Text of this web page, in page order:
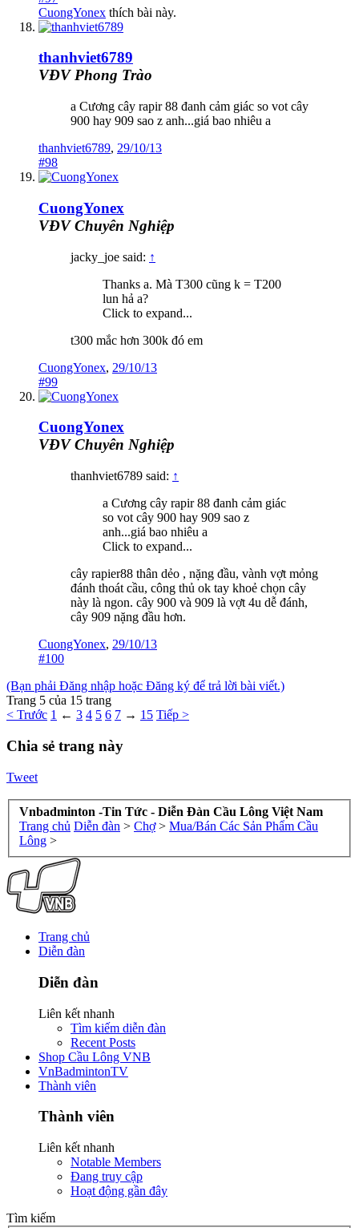
CuongYonex thích bài này.
thanhviet6789
VĐV Phong Trào
a Cương cây rapir 88 đanh cảm giác so vot cây
900 hay 909 sao z anh...giá bao nhiêu a
thanhviet6789, 29/10/13
#98
CuongYonex
VĐV Chuyên Nghiệp
jacky_joe said: ↑
Thanks a. Mà T300 cũng k = T200
lun hả a?
Click to expand...
t300 mắc hơn 300k đó em
CuongYonex, 29/10/13
#99
CuongYonex
VĐV Chuyên Nghiệp
thanhviet6789 said: ↑
a Cương cây rapir 88 đanh cảm giác
so vot cây 900 hay 909 sao z
anh...giá bao nhiêu a
Click to expand...
cây rapier88 thân dẻo , nặng đầu, vành vợt mỏng
đánh thoát cầu, công thủ ok tay khoẻ chọn cây
này là ngon. cây 900 và 909 là vợt 4u dễ đánh,
cây 909 nặng đầu hơn.
CuongYonex, 29/10/13
#100
(Bạn phải Đăng nhập hoặc Đăng ký để trả lời bài viết.)
Trang 5 của 15 trang
< Trước 1 ← 3 4 5 6 7 → 15 Tiếp >
Chia sẻ trang này
Tweet
Vnbadminton -Tin Tức - Diễn Đàn Cầu Lông Việt Nam
Trang chủ Diễn đàn > Chợ > Mua/Bán Các Sản Phẩm Cầu
Lông >
Trang chủ
Diễn đàn
Diễn đàn
Liên kết nhanh
Tìm kiếm diễn đàn
Recent Posts
Shop Cầu Lông VNB
VnBadmintonTV
Thành viên
Thành viên
Liên kết nhanh
Notable Members
Đang truy cập
Hoạt động gần đây
Tìm kiếm